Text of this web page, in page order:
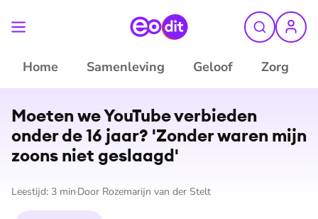
Home Samenleving Geloof Zorg
Shutterstock
Moeten we YouTube verbieden
onder de 16 jaar? 'Zonder waren mijn
zoons niet geslaagd'
Leestijd: 3 min Door Rozemarijn van der Stelt